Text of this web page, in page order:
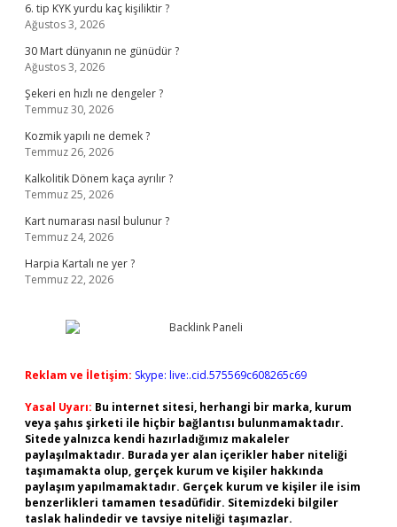
6. tip KYK yurdu kaç kişiliktir ?
Ağustos 3, 2026
30 Mart dünyanın ne günüdür ?
Ağustos 3, 2026
Şekeri en hızlı ne dengeler ?
Temmuz 30, 2026
Kozmik yapılı ne demek ?
Temmuz 26, 2026
Kalkolitik Dönem kaça ayrılır ?
Temmuz 25, 2026
Kart numarası nasıl bulunur ?
Temmuz 24, 2026
Harpia Kartalı ne yer ?
Temmuz 22, 2026
Reklam ve İletişim: Skype: live:.cid.575569c608265c69
Yasal Uyarı: Bu internet sitesi, herhangi bir marka, kurum
veya şahıs şirketi ile hiçbir bağlantısı bulunmamaktadır.
Sitede yalnızca kendi hazırladığımız makaleler
paylaşılmaktadır. Burada yer alan içerikler haber niteliği
taşımamakta olup, gerçek kurum ve kişiler hakkında
paylaşım yapılmamaktadır. Gerçek kurum ve kişiler ile isim
benzerlikleri tamamen tesadüfidir. Sitemizdeki bilgiler
taslak halindedir ve tavsiye niteliği taşımazlar.